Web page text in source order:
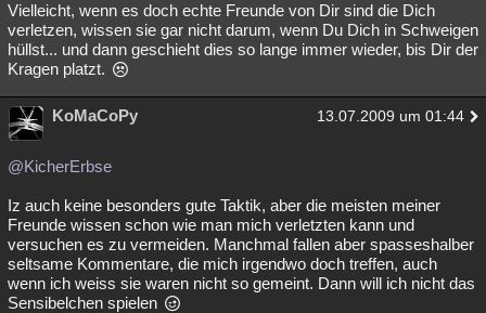
Vielleicht, wenn es doch echte Freunde von Dir sind die Dich
verletzen, wissen sie gar nicht darum, wenn Du Dich in Schweigen
hüllst... und dann geschieht dies so lange immer wieder, bis Dir der
Kragen platzt.
KoMaCoPy 13.07.2009 um 01:44
@KicherErbse
Iz auch keine besonders gute Taktik, aber die meisten meiner
Freunde wissen schon wie man mich verletzten kann und
versuchen es zu vermeiden. Manchmal fallen aber spasseshalber
seltsame Kommentare, die mich irgendwo doch treffen, auch
wenn ich weiss sie waren nicht so gemeint. Dann will ich nicht das
Sensibelchen spielen